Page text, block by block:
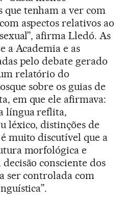
tenham a ver com
aspectos relativos ao
afirma Lledó. As
a Academia e as
pelo debate gerado
relatório do
sobre os guias de
em que ele afirmava:
língua reflita,
léxico, distinções de
muito discutível que a
morfológica e
consciente dos
ser controlada com